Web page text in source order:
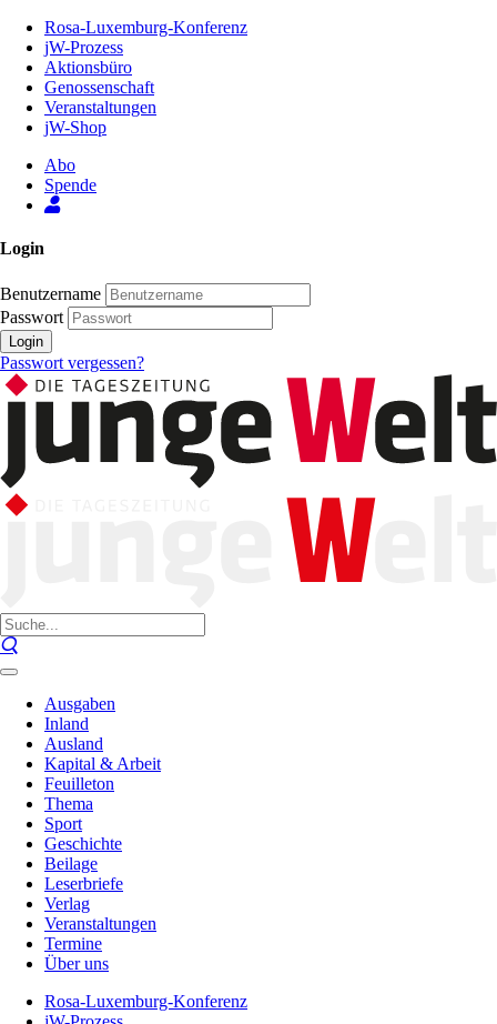
Inhalt
Seite
Rosa-Luxemburg-Konferenz
jW-Prozess
Aktionsbüro
Genossenschaft
Veranstaltungen
jW-Shop
Abo
Spende
Login
Benutzername
Passwort
Login
Passwort vergessen?
Ausgaben
Inland
Ausland
Kapital & Arbeit
Feuilleton
Thema
Sport
Geschichte
Beilage
Leserbriefe
Verlag
Veranstaltungen
Termine
Über uns
Rosa-Luxemburg-Konferenz